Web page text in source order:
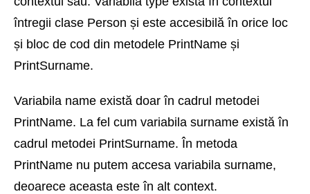
întregii clase Person și este accesibilă în orice loc
și bloc de cod din metodele PrintName și
PrintSurname.
Variabila name există doar în cadrul metodei
PrintName. La fel cum variabila surname există în
cadrul metodei PrintSurname. În metoda
PrintName nu putem accesa variabila surname,
deoarece aceasta este în alt context.